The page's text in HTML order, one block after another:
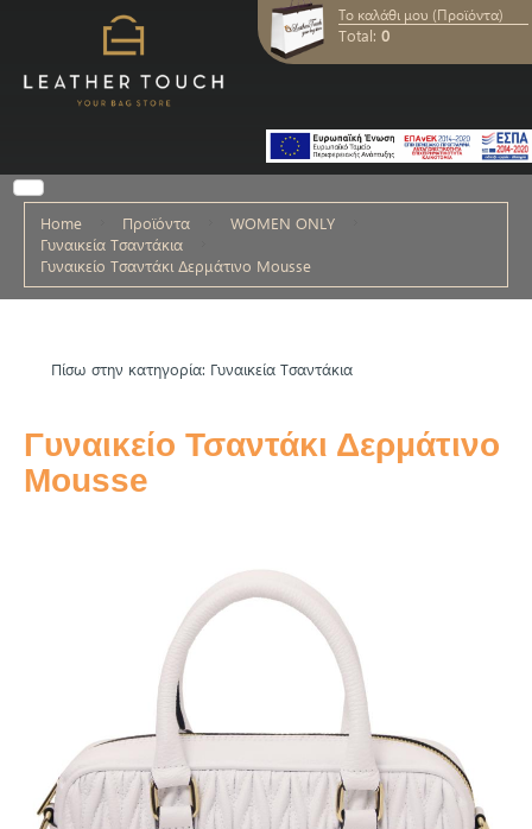
Το καλάθι μου (Προϊόντα)
Total: 0
Home Προϊόντα
WOMEN ONLY
Γυναικεία Τσαντάκια
Γυναικείο Τσαντάκι Δερμάτινο Mousse
Πίσω στην κατηγορία: Γυναικεία Τσαντάκια
Γυναικείο Τσαντάκι Δερμάτινο
Mousse